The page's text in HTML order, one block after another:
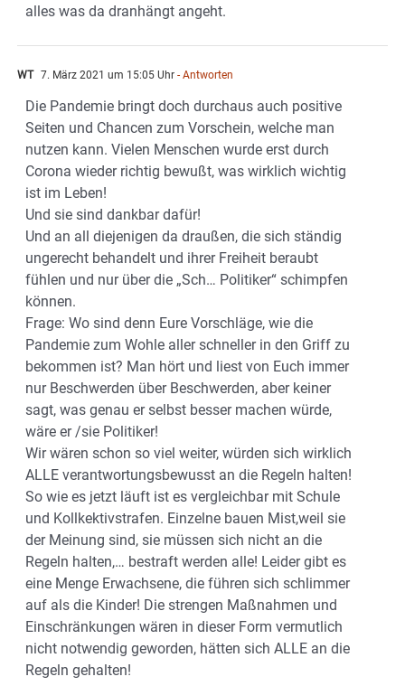
alles was da dranhängt angeht.
WT 7. März 2021 um 15:05 Uhr - Antworten
Die Pandemie bringt doch durchaus auch positive
Seiten und Chancen zum Vorschein, welche man
nutzen kann. Vielen Menschen wurde erst durch
Corona wieder richtig bewußt, was wirklich wichtig
ist im Leben!
Und sie sind dankbar dafür!
Und an all diejenigen da draußen, die sich ständig
ungerecht behandelt und ihrer Freiheit beraubt
fühlen und nur über die „Sch… Politiker“ schimpfen
können.
Frage: Wo sind denn Eure Vorschläge, wie die
Pandemie zum Wohle aller schneller in den Griff zu
bekommen ist? Man hört und liest von Euch immer
nur Beschwerden über Beschwerden, aber keiner
sagt, was genau er selbst besser machen würde,
wäre er /sie Politiker!
Wir wären schon so viel weiter, würden sich wirklich
ALLE verantwortungsbewusst an die Regeln halten!
So wie es jetzt läuft ist es vergleichbar mit Schule
und Kollkektivstrafen. Einzelne bauen Mist,weil sie
der Meinung sind, sie müssen sich nicht an die
Regeln halten,… bestraft werden alle! Leider gibt es
eine Menge Erwachsene, die führen sich schlimmer
auf als die Kinder! Die strengen Maßnahmen und
Einschränkungen wären in dieser Form vermutlich
nicht notwendig geworden, hätten sich ALLE an die
Regeln gehalten!